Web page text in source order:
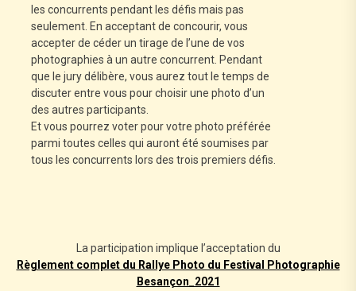
les concurrents pendant les défis mais pas
seulement. En acceptant de concourir, vous
accepter de céder un tirage de l’une de vos
photographies à un autre concurrent. Pendant
que le jury délibère, vous aurez tout le temps de
discuter entre vous pour choisir une photo d’un
des autres participants.
Et vous pourrez voter pour votre photo préférée
parmi toutes celles qui auront été soumises par
tous les concurrents lors des trois premiers défis.
La participation implique l’acceptation du
Règlement complet du Rallye Photo du Festival Photographie
Besançon_2021